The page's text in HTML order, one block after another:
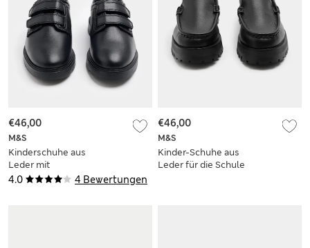
4.0 4 Bewertungen
M&S
Kinderschuhe aus
Leder mit
Klettverschluss für
€46,00
M&S
Kinder-Schuhe aus
Leder für die Schule
€46,00